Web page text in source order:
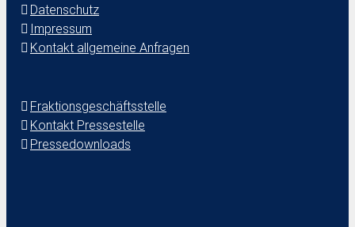
Datenschutz
Impressum
Kontakt allgemeine Anfragen
Fraktionsgeschäftsstelle
Kontakt Pressestelle
Pressedownloads